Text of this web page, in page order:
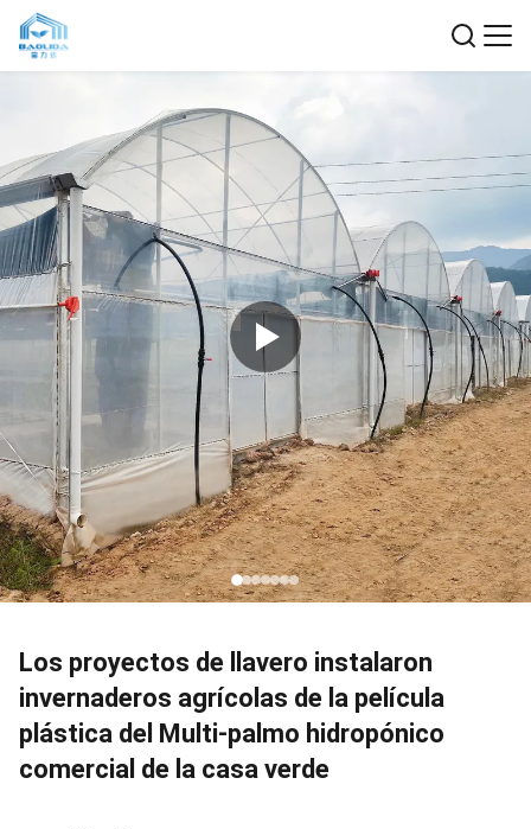
Los proyectos de llavero instalaron
invernaderos agrícolas de la película
plástica del Multi-palmo hidropónico
comercial de la casa verde